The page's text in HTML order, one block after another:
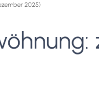
2025)